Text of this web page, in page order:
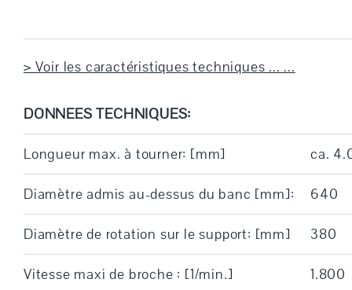
> Voir les caractéristiques techniques ... ...
DONNEES TECHNIQUES:
Longueur max. à tourner: [mm] ca.
Diamètre admis au-dessus du banc [mm]: 640
Diamètre de rotation sur le support: [mm] 380
Vitesse maxi de broche : [1/min.] 1.800